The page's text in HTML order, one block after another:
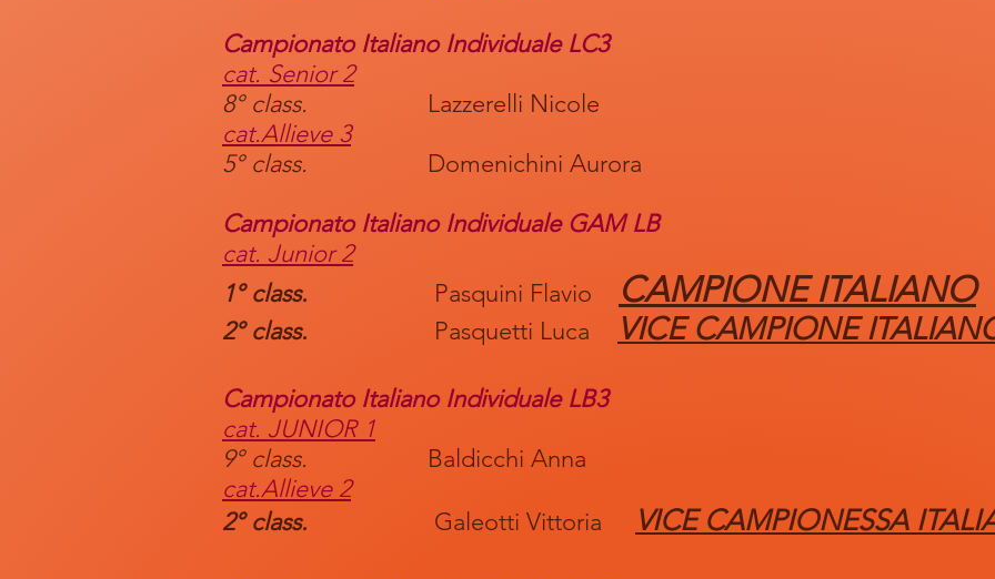
Campionato Italiano Individuale LC3
cat. Senior 2
8° class. Lazzerelli Nicole
cat.Allieve 3
5° class. Domenichini Aurora
Campionato Italiano Individuale GAM LB
cat. Junior 2
1° class.
Pasquini Flavio CAMPIONE ITALIANO
2° class. Pasquetti Luca VICE CAMPIONE
Campionato Italiano Individuale LB3
cat. JUNIOR 1
9° class. Baldicchi Anna
cat.Allieve 2
2° class.
Galeotti Vittoria VICE CAMPIONESSA